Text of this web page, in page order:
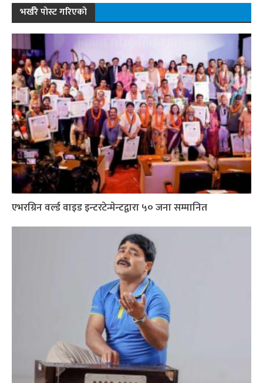
भर्खरै पोस्ट गरिएको
एभरग्रिन वर्ल्ड वाइड इन्टरटेन्मेन्टद्वारा ५० जना सम्मानित